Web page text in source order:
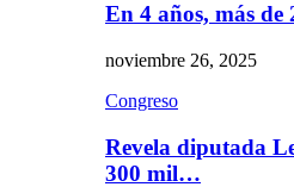
En 4 años, más
noviembre 26, 2025
Congreso
Revela diputada
300 mil…